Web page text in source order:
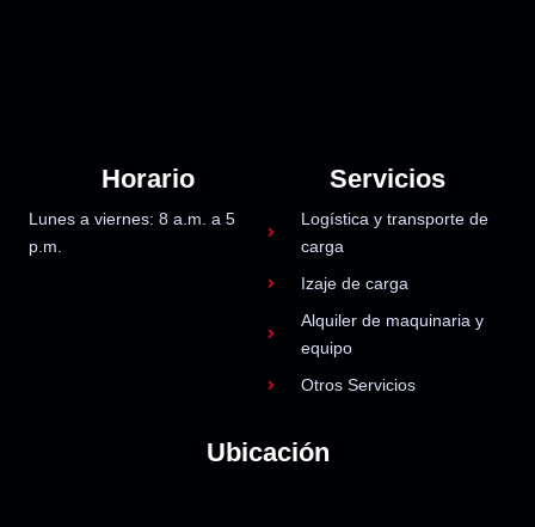
Horario
Lunes a viernes: 8 a.m. a 5
p.m.
Servicios
Logística y transporte de
carga
Izaje de carga
Alquiler de maquinaria y
equipo
Otros Servicios
Ubicación